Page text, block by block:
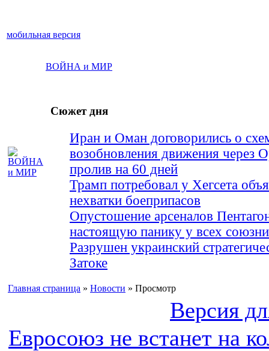
мобильная версия
ВОЙНА и МИР
Сюжет дня
Иран и Оман договорились о
возобновления движения через
пролив на 60 дней
Трамп потребовал у Хегсета
нехватки боеприпасов
Опустошение арсеналов
настоящую панику у всех
Разрушен украинский
Затоке
Главная страница » Новости » Просмотр
Версия
Евросоюз не встанет на